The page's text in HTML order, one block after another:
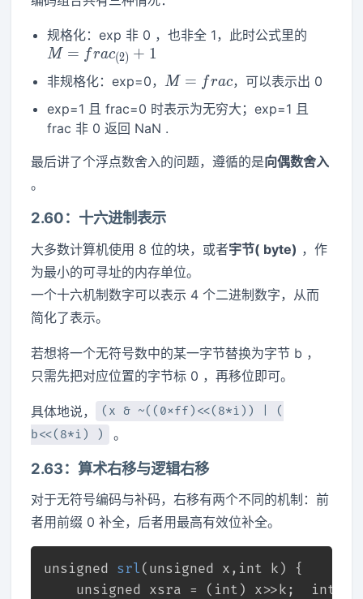
规格化：exp 非 0 ，也非全 1，此时公式里的
M = frac(2) + 1
非规格化：exp=0， M=frac
M = frac，可以表示出 0
exp=1 且 frac=0 时表示为无穷大；exp=1 且
frac 非 0 返回 NaN .
最后讲了个浮点数舍入的问题，遵循的是向偶数舍入
。
2.60：十六进制表示
大多数计算机使用 8 位的块，或者宇节( byte) ，作
为最小的可寻址的内存单位。
一个十六机制数字可以表示 4 个二进制数字，从而
简化了表示。
若想将一个无符号数中的某一字节替换为字节 b ，
只需先把对应位置的字节标 0 ，再移位即可。
具体地说，
(x & ~((0xff)<<(8*i)) | (
b<<(8*i) )
。
2.63：算术右移与逻辑右移
对于无符号编码与补码，右移有两个不同的机制：前
者用前缀 0 补全，后者用最高有效位补全。
unsigned srl ( unsigned x, int k)
{
unsigned
xsra = ( int int